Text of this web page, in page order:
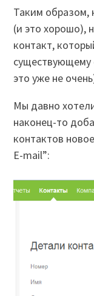
Таким образом,
(и это хорошо),
контакт,
существующему
это уже не
Мы давно
наконец-то
контактов
E-mail”: